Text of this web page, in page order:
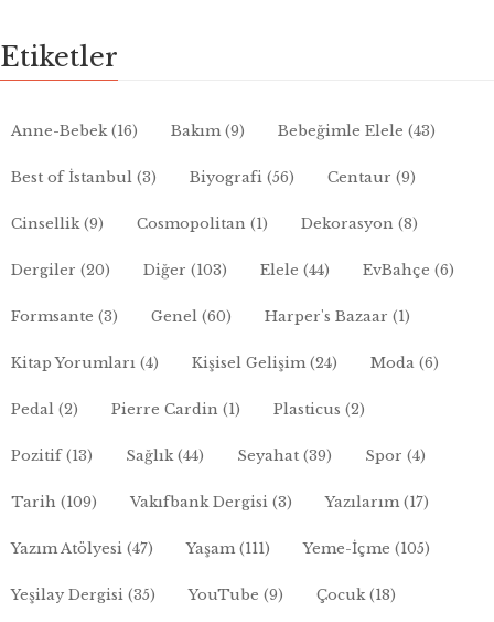
Etiketler
Anne-Bebek(16) Bakım(9) Bebeğimle Elele (43)
Best of İstanbul (3) Biyografi (56) Centaur (9)
Cinsellik(9) Cosmopolitan (1) Dekorasyon (8)
Dergiler (20) Diğer (103) Elele (44) EvBahçe (6)
Formsante (3) Genel (60) Harper's Bazaar (1)
Kitap Yorumları (4) Kişisel Gelişim(24) Moda (6)
Pedal (2) Pierre Cardin (1) Plasticus (2)
Pozitif(13) Sağlık(44) Seyahat (39) Spor (4)
Tarih (109) Vakıfbank Dergisi (3) Yazılarım(17)
Yazım Atölyesi (47) Yaşam(111) Yeme-İçme (105)
Yeşilay Dergisi (35) YouTube (9) Çocuk(18)